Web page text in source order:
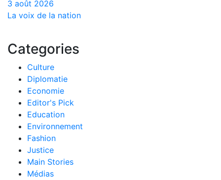
3 août 2026
La voix de la nation
Categories
Culture
Diplomatie
Economie
Editor's Pick
Education
Environnement
Fashion
Justice
Main Stories
Médias